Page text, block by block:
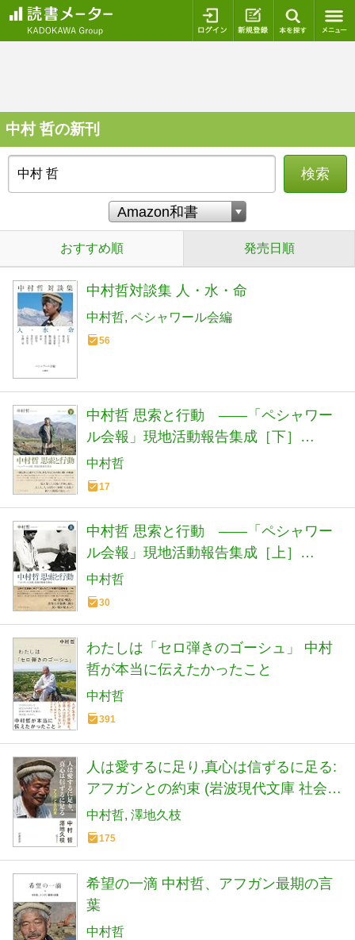
ログイン 新規登録
中村 哲の新刊
検索
おすすめ順 発売日順
中村哲対談集 人・水・命
中村哲 ペシャワール会編
56
中村哲 思索と行動 ――「ペシャワー
ル会報」現地活動報告集成［下］
2002〜2019
中村哲
17
中村哲 思索と行動 ――「ペシャワー
ル会報」現地活動報告集成［上］
1983〜2001
中村哲
30
わたしは「セロ弾きのゴーシュ」 中村
哲が本当に伝えたかったこと
中村哲
391
人は愛するに足り,真心は信ずるに足る:
アフガンとの約束 (岩波現代文庫 社会
328)
中村哲 澤地久枝
175
希望の一滴 中村哲、アフガン最期の言
葉
中村哲